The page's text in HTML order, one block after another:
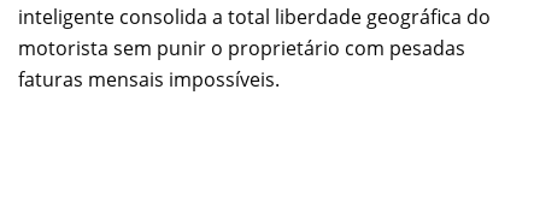
inteligente consolida a total liberdade geográfica do
motorista sem punir o proprietário com pesadas
faturas mensais impossíveis.